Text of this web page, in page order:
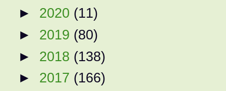
► 2020 (11)
► 2019 (80)
► 2018 (138)
► 2017 (166)